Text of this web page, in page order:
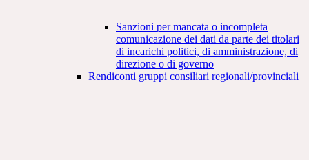
Sanzioni per mancata o incompleta
comunicazione dei dati da parte dei titolari
di incarichi politici, di amministrazione, di
direzione o di governo
Rendiconti gruppi consiliari regionali/provinciali